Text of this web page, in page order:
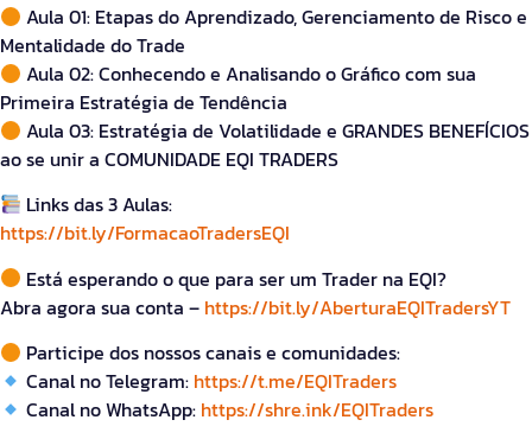
Aula 01: Etapas do Aprendizado, Gerenciamento de Risco e
Mentalidade do Trade
Aula 02: Conhecendo e Analisando o Gráfico com sua
Primeira Estratégia de Tendência
Aula 03: Estratégia de Volatilidade e GRANDES BENEFÍCIOS
ao se unir a COMUNIDADE EQI TRADERS
Links das 3 Aulas:
https://bit.ly/FormacaoTradersEQI
Está esperando o que para ser um Trader na EQI?
Abra agora sua conta – https://bit.ly/AberturaEQITradersYT
Participe dos nossos canais e comunidades:
Canal no Telegram: https://t.me/EQITraders
Canal no WhatsApp: https://shre.ink/EQITraders